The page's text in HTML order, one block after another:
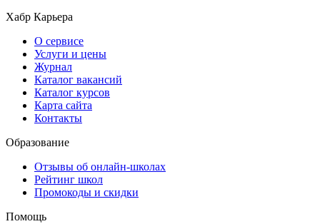
Хабр Карьера
О сервисе
Услуги и цены
Журнал
Каталог вакансий
Каталог курсов
Карта сайта
Контакты
Образование
Отзывы об онлайн-школах
Рейтинг школ
Промокоды и скидки
Помощь